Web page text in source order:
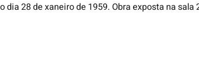
dia 28 de xaneiro de 1959. Obra exposta na sala